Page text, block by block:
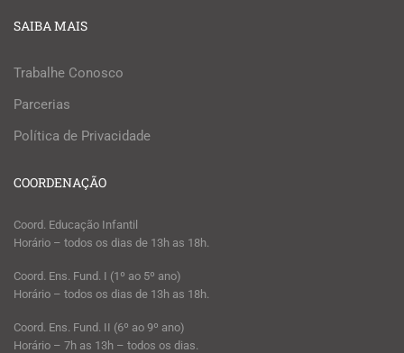
SAIBA MAIS
Trabalhe Conosco
Parcerias
Política de Privacidade
COORDENAÇÃO
Coord. Educação Infantil
Horário – todos os dias de 13h as 18h.
Coord. Ens. Fund. I (1º ao 5º ano)
Horário – todos os dias de 13h as 18h.
Coord. Ens. Fund. II (6º ao 9º ano)
Horário – 7h as 13h – todos os dias.